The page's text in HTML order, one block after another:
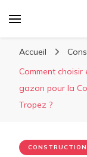
Accueil
Comment
gazon pour la
Tropez ?
CONSTRUCTION